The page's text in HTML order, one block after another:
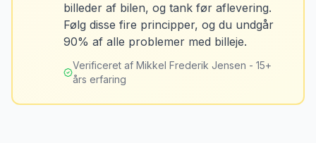
MJ
Mikkels erfaring Oktober 2024
“Jeg fotograferer altid bilen fra alle
vinkler ved afhentning. Det har reddet
Tank bilen op et par kilometer fra
lufthavnen dagen før aflevering. Priserne
er markant lavere.
billeder af bilen, og tank før aflevering.
Følg disse fire principper, og du undgår
90% af alle problemer med billeje.
Verificeret af Mikkel Frederik Jensen - 15+
års erfaring